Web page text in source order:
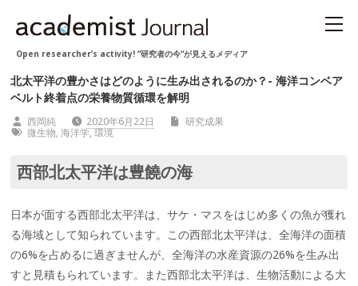
Open researcher’s activity! “研究者の今“が見えるメディア
北太平洋の豊かさはどのように生み出されるのか？- 海洋コンベア
ベルト終着点の栄養物質循環を解明
西岡純 2020年6月22日
研究成果
微生物, 海洋学,環境
西部北太平洋は豊饒の海
日本が面する西部北太平洋は、サケ・マスをはじめ多くの魚が獲れ
る海域として知られています。この西部北太平洋は、全海洋の面積
の6%を占めるに過ぎませんが、全海洋の水産資源の26%を生み出
すと見積もられています。また西部北太平洋は、生物活動による大